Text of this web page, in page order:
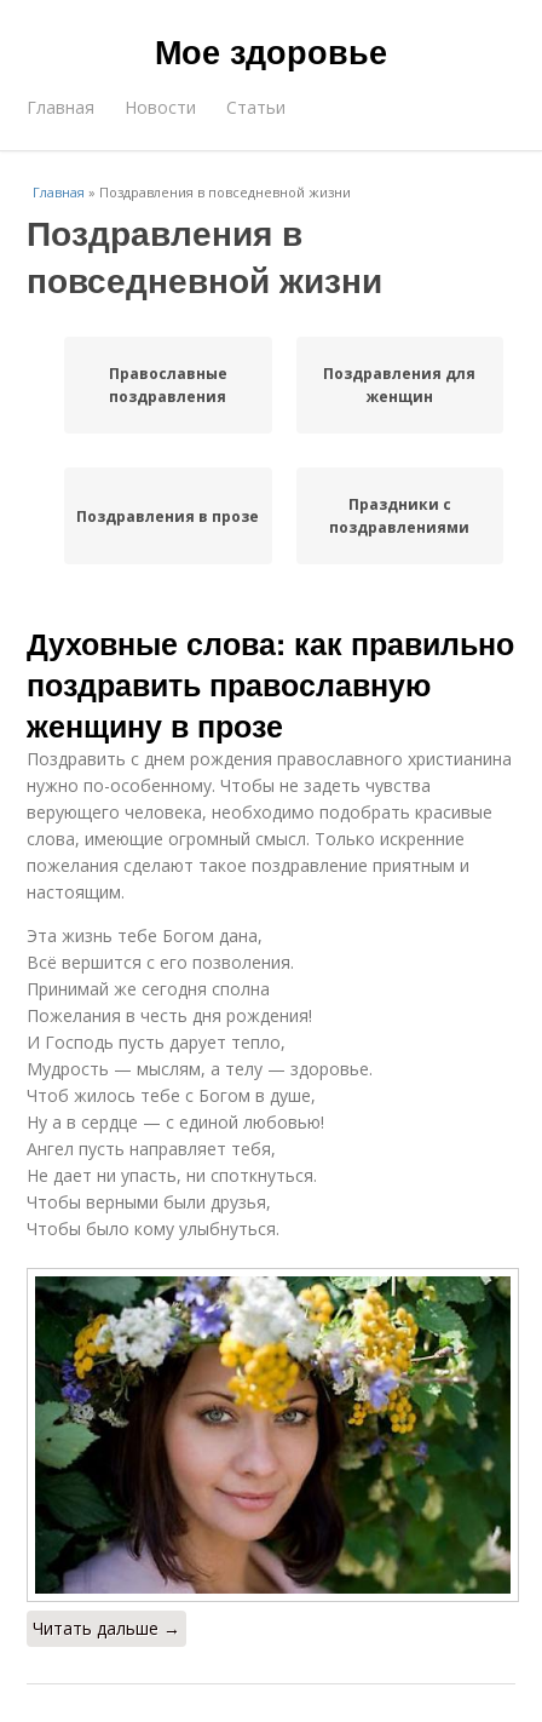
Мое здоровье
Главная Новости Статьи
Главная » Поздравления в повседневной жизни
Поздравления в
повседневной жизни
Православные
поздравления
Поздравления для
женщин
Поздравления в прозе
Праздники с
поздравлениями
Духовные слова: как правильно
поздравить православную
женщину в прозе
Поздравить с днем рождения православного христианина
нужно по-особенному. Чтобы не задеть чувства
верующего человека, необходимо подобрать красивые
слова, имеющие огромный смысл. Только искренние
пожелания сделают такое поздравление приятным и
настоящим.
Эта жизнь тебе Богом дана,
Всё вершится с его позволения.
Принимай же сегодня сполна
Пожелания в честь дня рождения!
И Господь пусть дарует тепло,
Мудрость — мыслям, а телу — здоровье.
Чтоб жилось тебе с Богом в душе,
Ну а в сердце — с единой любовью!
Ангел пусть направляет тебя,
Не дает ни упасть, ни споткнуться.
Чтобы верными были друзья,
Чтобы было кому улыбнуться.
Читать дальше →